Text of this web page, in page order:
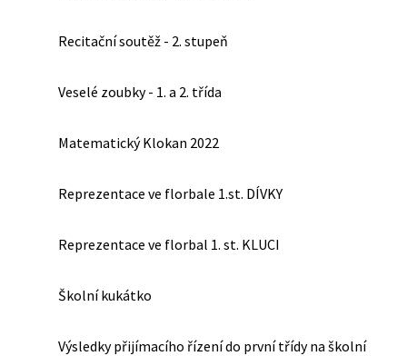
Recitační soutěž - 2. stupeň
Veselé zoubky - 1. a 2. třída
Matematický Klokan 2022
Reprezentace ve florbale 1.st. DÍVKY
Reprezentace ve florbal 1. st. KLUCI
Školní kukátko
Výsledky přijímacího řízení do první třídy na školní